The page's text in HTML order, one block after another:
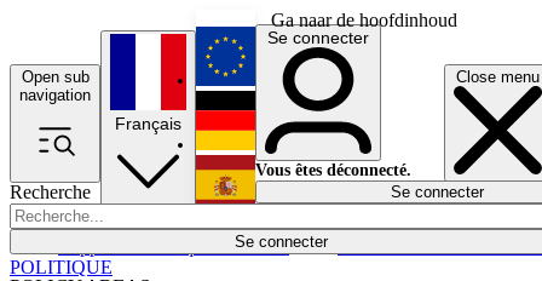
Ga naar de hoofdinhoud
Open sub
navigation
Close menu
Recherche
Se connecter
Économie
Français
English
Deutsch
Español
Se connecter
Vous êtes déconnecté.
Se connecter
POLITIQUE